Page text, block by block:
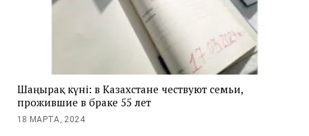
Шаңырақ күні: в Казахстане чествуют семьи,
прожившие в браке 55 лет
18 МАРТА, 2024